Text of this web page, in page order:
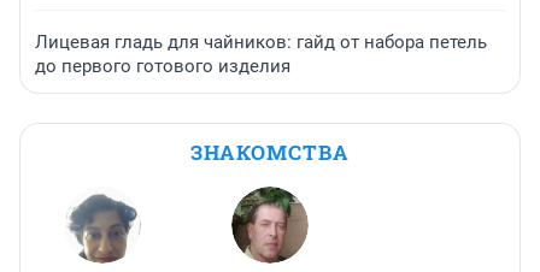
Лицевая гладь для чайников: гайд от набора петель
до первого готового изделия
ЗНАКОМСТВА